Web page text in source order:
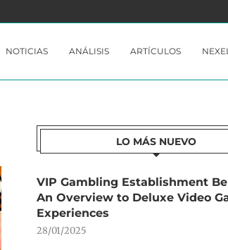
NOTICIAS ANÁLISIS ARTÍCULOS
LO MÁS NUEVO
VIP Gambling Establishment
An Overview to Deluxe Video
Experiences
28/01/2025